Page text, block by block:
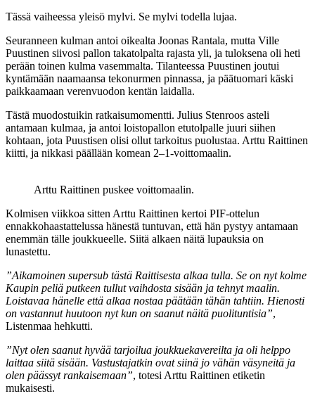
Tässä vaiheessa yleisö mylvi. Se mylvi todella lujaa.
Seuranneen kulman antoi oikealta Joonas Rantala, mutta Ville
Puustinen siivosi pallon takatolpalta rajasta yli, ja tuloksena oli heti
perään toinen kulma vasemmalta. Tilanteessa Puustinen joutui
kyntämään naamaansa tekonurmen pinnassa, ja päätuomari käski
paikkaamaan verenvuodon kentän laidalla.
Tästä muodostuikin ratkaisumomentti. Julius Stenroos asteli
antamaan kulmaa, ja antoi loistopallon etutolpalle juuri siihen
kohtaan, jota Puustisen olisi ollut tarkoitus puolustaa. Arttu Raittinen
kiitti, ja nikkasi päällään komean 2–1-voittomaalin.
Arttu Raittinen puskee voittomaalin.
Kolmisen viikkoa sitten Arttu Raittinen kertoi PIF-ottelun
ennakkohaastattelussa hänestä tuntuvan, että hän pystyy antamaan
enemmän tälle joukkueelle. Siitä alkaen näitä lupauksia on
lunastettu.
”Aikamoinen supersub tästä Raittisesta alkaa tulla. Se on nyt kolme
Kaupin peliä putkeen tullut vaihdosta sisään ja tehnyt maalin.
Loistavaa hänelle että alkaa nostaa päätään tähän tahtiin. Hienosti
on vastannut huutoon nyt kun on saanut näitä puolituntisia”,
Listenmaa hehkutti.
”Nyt olen saanut hyvää tarjoilua joukkuekavereilta ja oli helppo
laittaa siitä sisään. Vastustajatkin ovat siinä jo vähän väsyneitä ja
olen päässyt rankaisemaan”, totesi Arttu Raittinen etiketin
mukaisesti.